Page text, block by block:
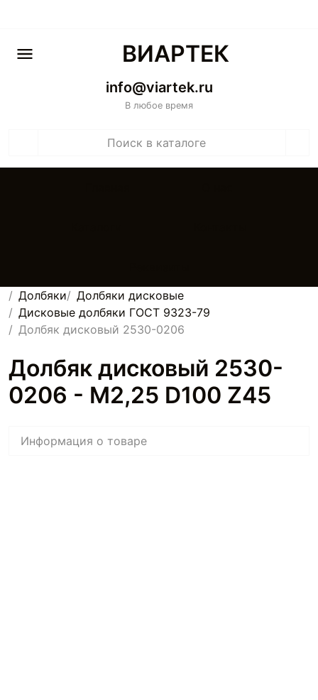
ВИАРТЕК
info@viartek.ru
В любое время
Долбяки
Долбяки дисковые
Дисковые долбяки ГОСТ 9323-79
Долбяк дисковый 2530-0206
Долбяк дисковый 2530-
0206 - M2,25 D100 Z45
Информация о товаре